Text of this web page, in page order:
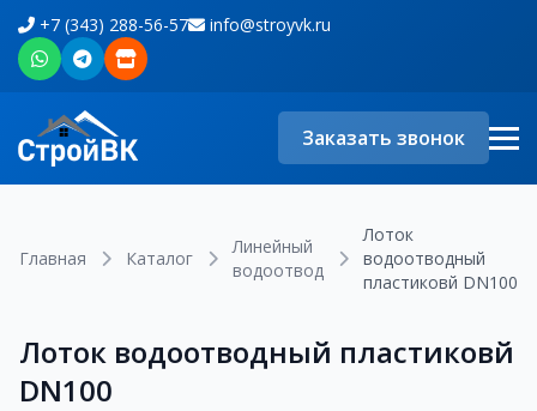
+7 (343) 288-56-57 info@stroyvk.ru
Заказать звонок
Главная Каталог
Линейный
водоотвод
Лоток
водоотводный
пластиковй DN100
Лоток водоотводный пластиковй
DN100